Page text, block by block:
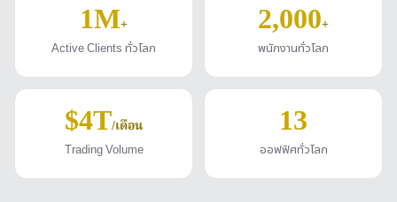
1M+
Active Clients ทั่วโลก
2,000+
พนักงานทั่วโลก
$4T/เดือน
Trading Volume
13
ออฟฟิศทั่วโลก